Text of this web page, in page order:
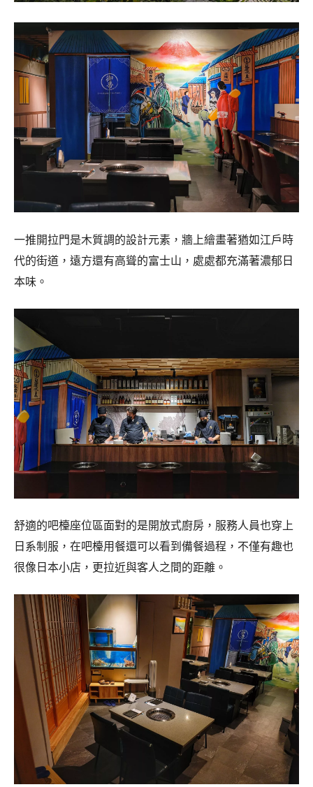
一推開拉門是木質調的設計元素，牆上繪畫著猶如江戶時
代的街道，遠方還有高聳的富士山，處處都充滿著濃郁日
本味。
舒適的吧檯座位區面對的是開放式廚房，服務人員也穿上
日系制服，在吧檯用餐還可以看到備餐過程，不僅有趣也
很像日本小店，更拉近與客人之間的距離。